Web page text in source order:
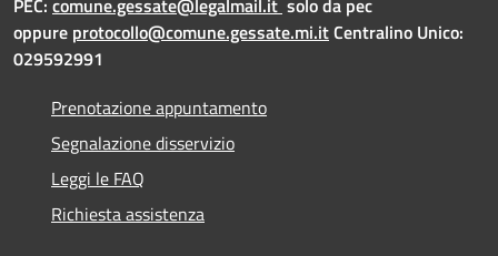
oppure protocollo@comune.gessate.mi.itCentralino Unico:
029592991
Prenotazione appuntamento
Segnalazione disservizio
Leggi le FAQ
Richiesta assistenza